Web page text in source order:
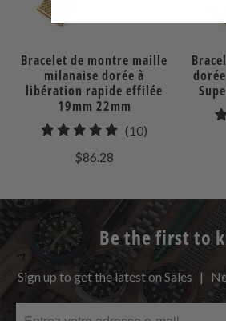
Bracelet de montre maille
milanaise dorée à
libération rapide effilée
19mm 22mm
(10)
$86.28
Be the first to
Sign up to get the latest on Sales |